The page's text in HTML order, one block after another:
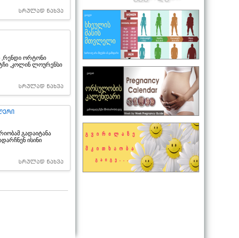
სრულად ნახვა
,რენდი ორტონი
,კოლინ ლოურენსი
სრულად ნახვა
გადაიტანა
ისინი
სრულად ნახვა